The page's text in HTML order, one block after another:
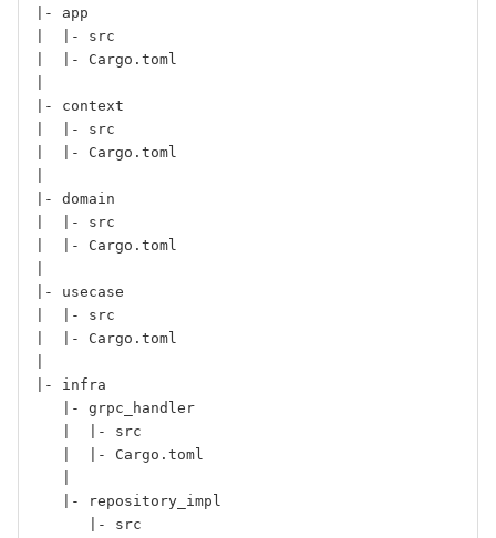
|- app
|  |- src
|  |- Cargo.toml
|- context
|  |- src
|  |- Cargo.toml
|- domain
|  |- src
|  |- Cargo.toml
|- usecase
|  |- src
|  |- Cargo.toml
|- infra